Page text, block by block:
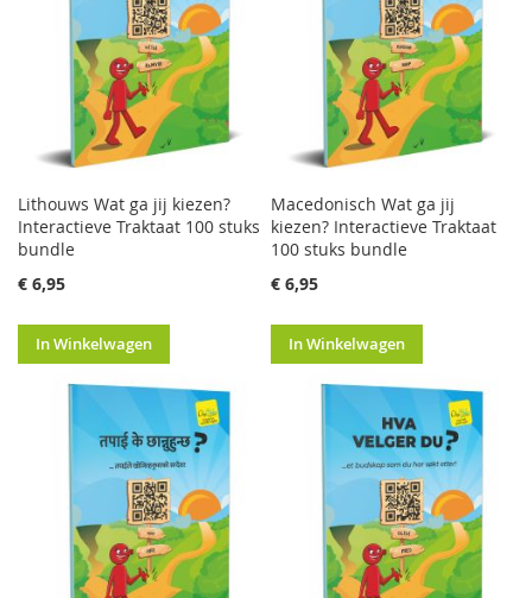
Lithouws Wat ga jij kiezen?
Interactieve Traktaat 100 stuks
bundle
€ 6,95
In Winkelwagen
Macedonisch Wat ga jij
kiezen? Interactieve Traktaat
100 stuks bundle
€ 6,95
In Winkelwagen